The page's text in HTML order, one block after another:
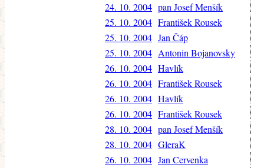
24. 10. 2004 pan Josef Menšík
25. 10. 2004 František Rousek
25. 10. 2004 Jan Čáp
25. 10. 2004 Antonin Bojanovsky
26. 10. 2004 Havlík
26. 10. 2004 František Rousek
26. 10. 2004 Havlík
26. 10. 2004 František Rousek
28. 10. 2004 pan Josef Menšík
28. 10. 2004 GleraK
26. 10. 2004 Jan Cervenka